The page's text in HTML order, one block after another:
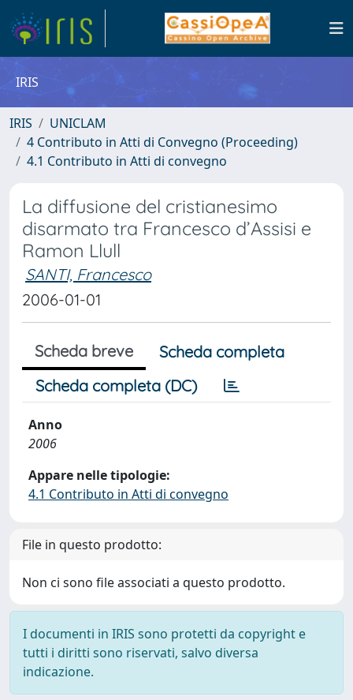
IRIS
IRIS
UNICLAM
4 Contributo in Atti di Convegno (Proceeding)
4.1 Contributo in Atti di convegno
La diffusione del cristianesimo
disarmato tra Francesco d’Assisi e
Ramon Llull
SANTI, Francesco
2006-01-01
Scheda breve
Scheda completa
Scheda completa (DC)
Anno
2006
Appare nelle tipologie:
4.1 Contributo in Atti di convegno
File in questo prodotto:
Non ci sono file associati a questo prodotto.
I documenti in IRIS sono protetti da copyright e
tutti i diritti sono riservati, salvo diversa
indicazione.